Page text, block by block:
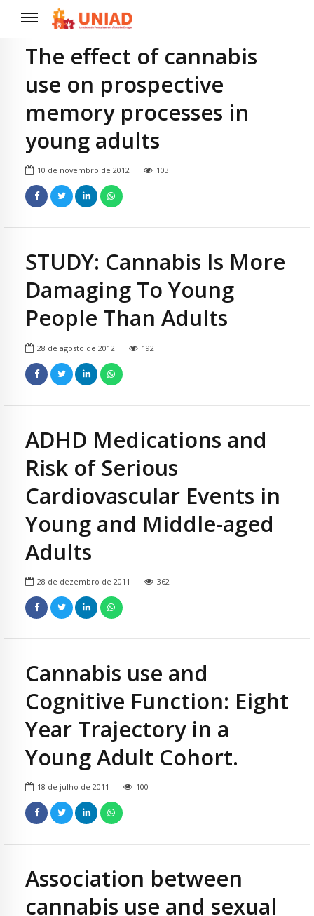
The effect of cannabis
use on prospective
memory processes in
young adults
10 de novembro de 2012 103
STUDY: Cannabis Is More
Damaging To Young
People Than Adults
28 de agosto de 2012 192
ADHD Medications and
Risk of Serious
Cardiovascular Events in
Young and Middle-aged
Adults
28 de dezembro de 2011 362
Cannabis use and
Cognitive Function: Eight
Year Trajectory in a
Young Adult Cohort.
18 de julho de 2011 100
Association between
cannabis use and sexual